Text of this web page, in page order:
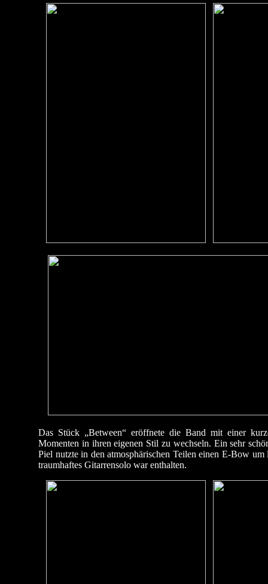
Das Stück „Between“ eröffnete die Band mit einer
Momenten in ihren eigenen Stil zu wechseln. Ein sehr
Piel nutzte in den atmosphärischen Teilen einen E-Bow
traumhaftes Gitarrensolo war enthalten.